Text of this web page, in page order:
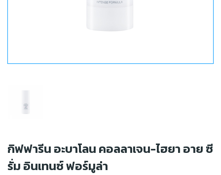
กิฟฟารีน อะบาโลน คอลลาเจน-ไฮยา อาย ซี
รั่ม อินเทนซ์ ฟอร์มูล่า